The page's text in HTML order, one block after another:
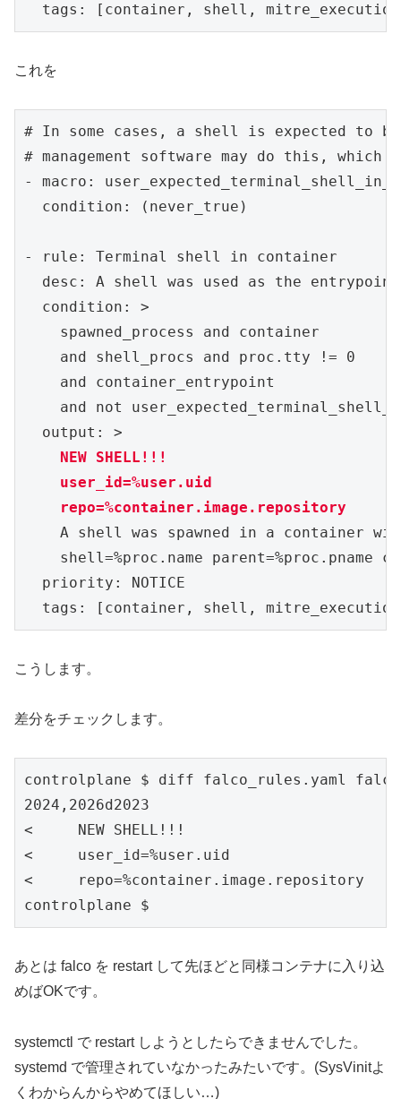
tags: [container, shell,
これを
# In some cases, a shell is expected to
# management software may do this, which
- macro:
  condition: (never_true)
- rule: Terminal shell in container
desc: A shell was used as the
  condition: >
    spawned_process and container
    and shell_procs and proc.tty != 0
    and container_entrypoint
and not
    NEW SHELL!!!
    user_id=%user.uid
    repo=%container.image.repository
A shell was spawned in a container
shell=%proc.name parent=%proc.pname
  priority: NOTICE
こうします。
差分をチェックします。
controlplane $ diff falco_rules.yaml
2024,2026d2023
<     NEW SHELL!!!
<     user_id=%user.uid
<     repo=%container.image.repository
controlplane $
あとは falco を restart して先ほどと同様コンテナに入り込
めばOKです。
systemctl で restart しようとしたらできませんでした。
systemd で管理されていなかったみたいです。(SysVinitよ
くわからんからやめてほしい…)